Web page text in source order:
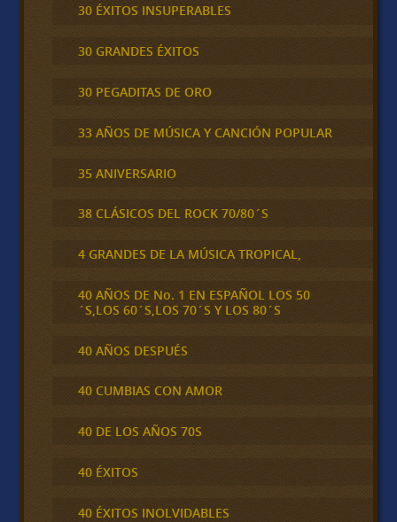
30 ÉXITOS INSUPERABLES
30 GRANDES ÉXITOS
30 PEGADITAS DE ORO
33 AÑOS DE MÚSICA Y CANCIÓN POPULAR
35 ANIVERSARIO
38 CLÁSICOS DEL ROCK 70/80´S
4 GRANDES DE LA MÚSICA TROPICAL,
40 AÑOS DE No. 1 EN ESPAÑOL LOS 50
´S,LOS 60´S,LOS 70´S Y LOS 80´S
40 AÑOS DESPUÉS
40 CUMBIAS CON AMOR
40 DE LOS AÑOS 70S
40 ÉXITOS
40 ÉXITOS INOLVIDABLES